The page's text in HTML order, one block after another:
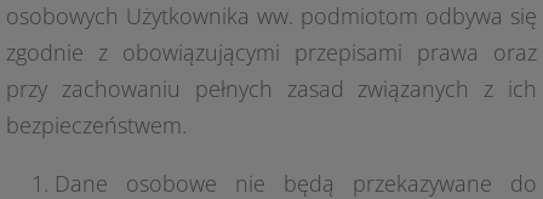
osobowych Użytkownika ww. podmiotom odbywa się
zgodnie z obowiązującymi przepisami prawa oraz
przy zachowaniu pełnych zasad związanych z ich
bezpieczeństwem.
Dane osobowe nie będą przekazywane do